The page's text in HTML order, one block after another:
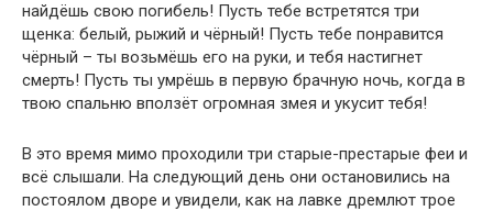
найдёшь свою погибель! Пусть тебе встретятся три
щенка: белый, рыжий и чёрный! Пусть тебе понравится
чёрный – ты возьмёшь его на руки, и тебя настигнет
смерть! Пусть ты умрёшь в первую брачную ночь, когда в
твою спальню вползёт огромная змея и укусит тебя!
В это время мимо проходили три старые-престарые феи и
всё слышали. На следующий день они остановились на
постоялом дворе и увидели, как на лавке дремлют трое